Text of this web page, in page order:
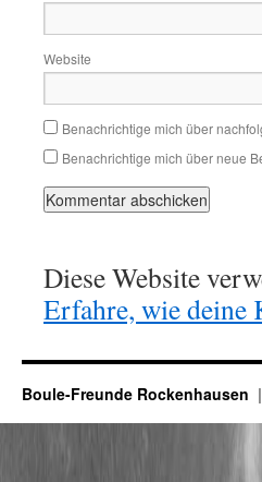
Website
Benachrichtige mich über
Benachrichtige mich über neue
Diese Website
Erfahre, wie deine
Boule-Freunde Rockenhausen